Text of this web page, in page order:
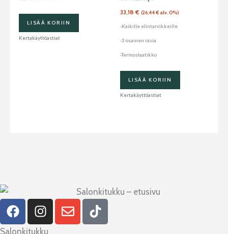
LISÄÄ KORIIN
Kertakäyttöastiat
33,18€ (26,44€ alv. 0%)
-Kaikille elintarvikkeille
-3 osainen rasia
-Termoslaatikko
LISÄÄ KORIIN
Kertakäyttöastiat
F
a
c
I
n
s
E
n
T
i
Salonkitukku